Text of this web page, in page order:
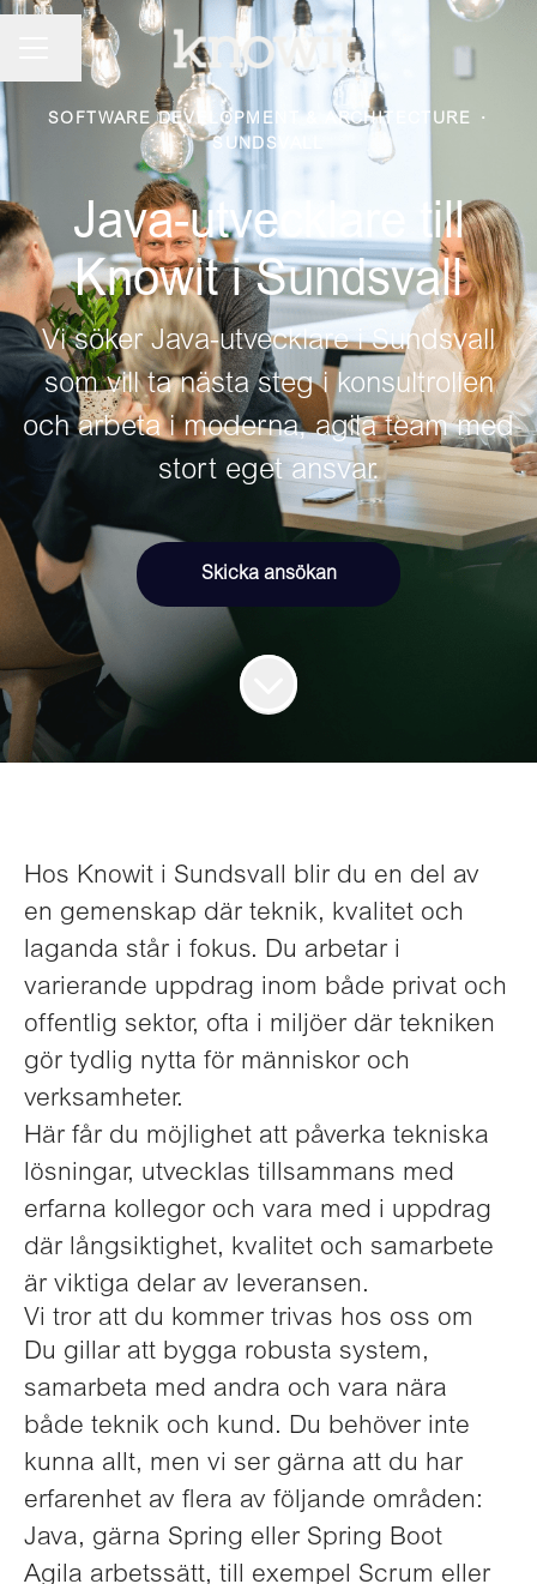
KARRIÄRMENY
Dela sidan
SOFTWARE DEVELOPMENT & ARCHITECTURE
·
SUNDSVALL
Java-utvecklare till
Knowit i Sundsvall
Vi söker Java-utvecklare i Sundsvall
som vill ta nästa steg i konsultrollen
och arbeta i moderna, agila team med
stort eget ansvar.
Skicka ansökan
Hos Knowit i Sundsvall blir du en del av
en gemenskap där teknik, kvalitet och
laganda står i fokus. Du arbetar i
varierande uppdrag inom både privat och
offentlig sektor, ofta i miljöer där tekniken
gör tydlig nytta för människor och
verksamheter.
Här får du möjlighet att påverka tekniska
lösningar, utvecklas tillsammans med
erfarna kollegor och vara med i uppdrag
där långsiktighet, kvalitet och samarbete
är viktiga delar av leveransen.
Vi tror att du kommer trivas hos oss om
Du gillar att bygga robusta system,
samarbeta med andra och vara nära
både teknik och kund. Du behöver inte
kunna allt, men vi ser gärna att du har
erfarenhet av flera av följande områden:
Java, gärna Spring eller Spring Boot
Agila arbetssätt, till exempel Scrum eller